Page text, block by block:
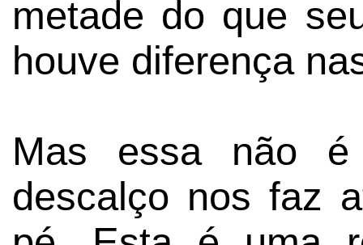
metade do que
houve diferença
Mas essa não
descalço nos faz